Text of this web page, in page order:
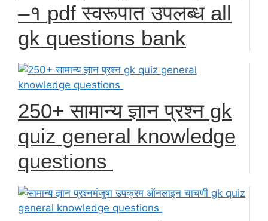
–१ pdf स्वरूपात उपलब्ध all
gk questions bank
250+ सामान्य ज्ञान प्रश्न gk
quiz general knowledge
questions